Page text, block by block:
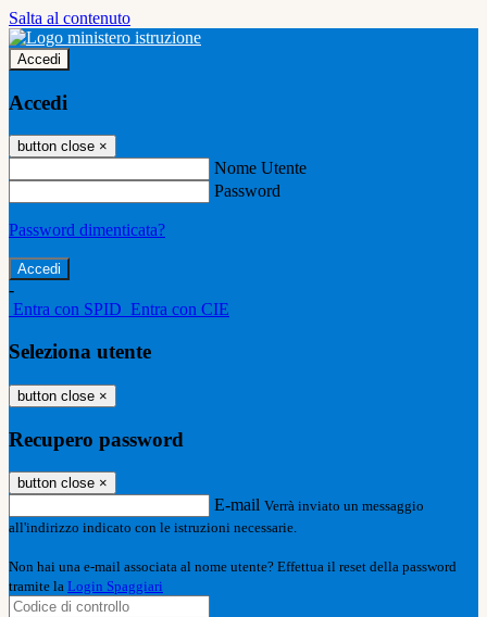
Salta al contenuto
Accedi
Accedi
button close ×
Nome Utente
Password
Password dimenticata?
-
Entra con SPID Entra con CIE
Seleziona utente
button close ×
Recupero password
button close ×
E-mail Verrà inviato un messaggio
all'indirizzo indicato con le istruzioni necessarie.
Non hai una e-mail associata al nome utente? Effettua il reset della password
tramite la Login Spaggiari